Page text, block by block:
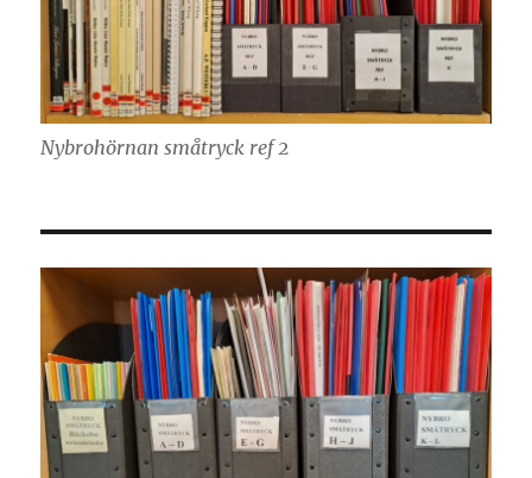
Nybrohörnan småtryck ref 2